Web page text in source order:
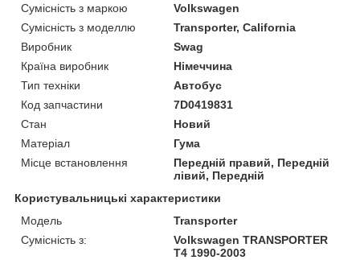
Сумісність з маркою
Volkswagen
Сумісність з моделлю
Transporter, California
Виробник
Swag
Країна виробник
Німеччина
Тип техніки
Автобус
Код запчастини
7D0419831
Стан
Новий
Матеріал
Гума
Місце встановлення
Передній правий, Передній
лівий, Передній
Користувальницькі характеристики
Модель
Transporter
Сумісність з:
Volkswagen TRANSPORTER
T4 1990-2003